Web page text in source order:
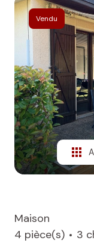
CONTACTER
NOS
BIENS
VENDUS
ALERTE
E-MAIL
Vendu
Maison
4 pièce(s)
3